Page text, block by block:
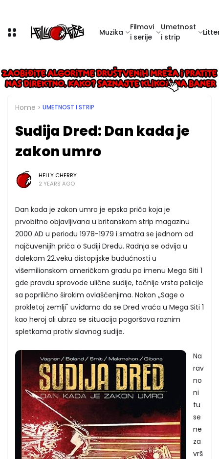
Muzika
Filmovi
i serije
Umetnost
i strip
Home UMETNOST I STRIP
Sudija Dred: Dan kada je
zakon umro
HELLY CHERRY
2 YEARS AGO
Dan kada je zakon umro je epska priča koja je
prvobitno objavljivana u britanskom strip magazinu
2000 AD u periodu 1978-1979 i smatra se jednom od
najčuvenijih priča o Sudiji Dredu. Radnja se odvija u
dalekom 22.veku distopijske budućnosti u
višemilionskom američkom gradu po imenu Mega Siti 1
gde pravdu sprovode ulične sudije, tačnije vrsta policije
sa poprilično širokim ovlašćenjima. Nakon ,,Sage o
prokletoj zemlji" uviđamo da se Dred vraća u Mega Siti 1
kao heroj ali ubrzo se situacija pogoršava raznim
spletkama protiv slavnog sudije.
Na
rav
no
ni
tu
se
ne
za
vrš